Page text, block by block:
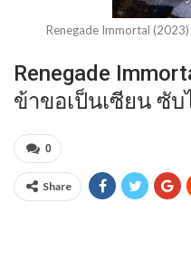
Renegade Immortal
Renegade
ข้าขอเป็นเซียน ซับ
0
Share